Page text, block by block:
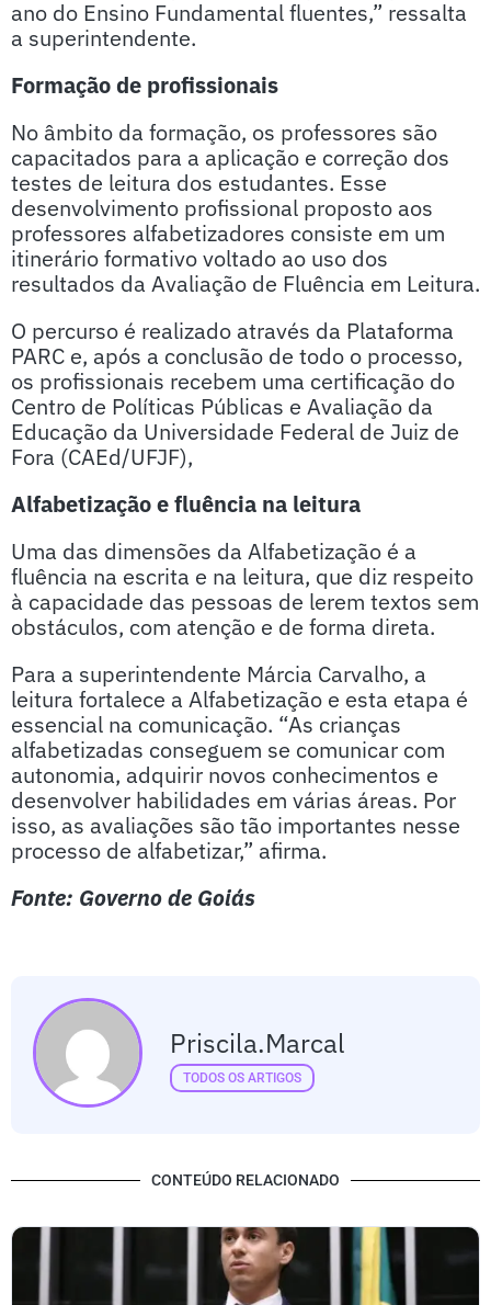
ano do Ensino Fundamental fluentes,” ressalta
a superintendente.
Formação de profissionais
No âmbito da formação, os professores são
capacitados para a aplicação e correção dos
testes de leitura dos estudantes. Esse
desenvolvimento profissional proposto aos
professores alfabetizadores consiste em um
itinerário formativo voltado ao uso dos
resultados da Avaliação de Fluência em Leitura.
O percurso é realizado através da Plataforma
PARC e, após a conclusão de todo o processo,
os profissionais recebem uma certificação do
Centro de Políticas Públicas e Avaliação da
Educação da Universidade Federal de Juiz de
Fora (CAEd/UFJF),
Alfabetização e fluência na leitura
Uma das dimensões da Alfabetização é a
fluência na escrita e na leitura, que diz respeito
à capacidade das pessoas de lerem textos sem
obstáculos, com atenção e de forma direta.
Para a superintendente Márcia Carvalho, a
leitura fortalece a Alfabetização e esta etapa é
essencial na comunicação. “As crianças
alfabetizadas conseguem se comunicar com
autonomia, adquirir novos conhecimentos e
desenvolver habilidades em várias áreas. Por
isso, as avaliações são tão importantes nesse
processo de alfabetizar,” afirma.
Fonte: Governo de Goiás
Priscila.marcal
TODOS OS ARTIGOS
CONTEÚDO RELACIONADO